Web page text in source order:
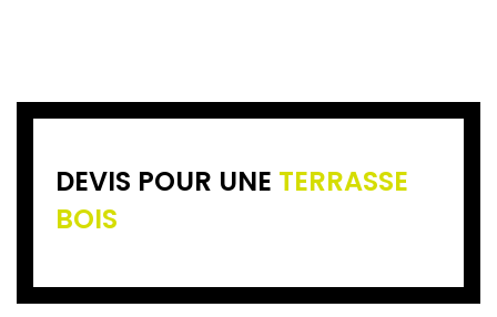
DEVIS POUR UNE TERRASSE
BOIS